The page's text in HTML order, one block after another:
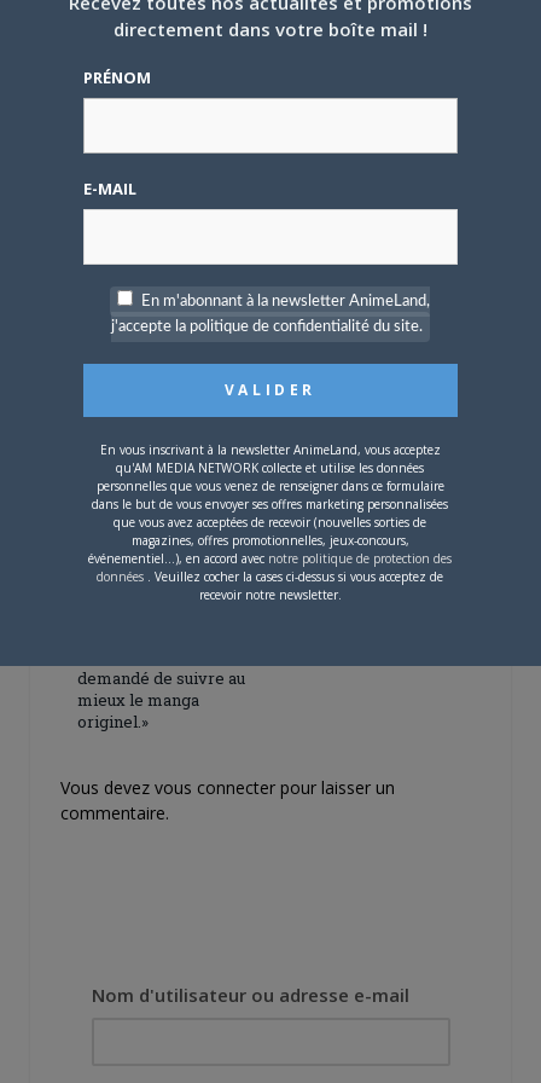
L’AnimeLand Hors-Série
4 AOÛT 2026 0
4 JUILLET 2026 0
demandé de suivre au
mieux le manga
originel.»
Vous devez vous connecter pour laisser un
commentaire.
Nom d'utilisateur ou adresse e-mail
directement dans votre boîte mail !
PRÉNOM
E-MAIL
En m'abonnant à la newsletter AnimeLand,
j'accepte la politique de confidentialité du site.
En vous inscrivant à la newsletter AnimeLand, vous acceptez
qu'AM MEDIA NETWORK collecte et utilise les données
personnelles que vous venez de renseigner dans ce formulaire
dans le but de vous envoyer ses offres marketing personnalisées
que vous avez acceptées de recevoir (nouvelles sorties de
magazines, offres promotionnelles, jeux-concours,
événementiel...), en accord avec notre politique de protection des
données . Veuillez cocher la cases ci-dessus si vous acceptez de
recevoir notre newsletter.